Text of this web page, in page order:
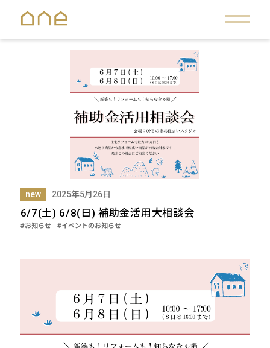
new 2025年5月26日
6/7(土) 6/8(日) 補助金活用大相談会
#お知らせ #イベントのお知らせ